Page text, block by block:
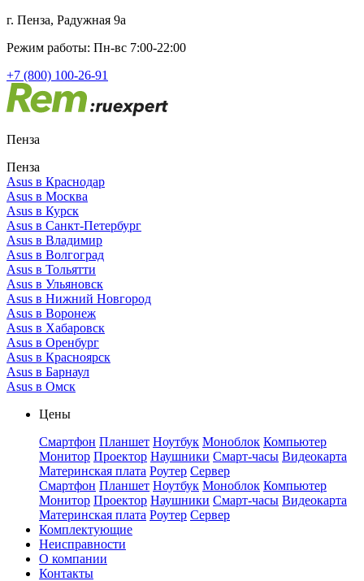
г. Пенза, Радужная 9а
Режим работы: Пн-вс 7:00-22:00
+7 (800) 100-26-91
Пенза
Пенза
Asus в Краснодар
Asus в Москва
Asus в Курск
Asus в Санкт-Петербург
Asus в Владимир
Asus в Волгоград
Asus в Тольятти
Asus в Ульяновск
Asus в Нижний Новгород
Asus в Воронеж
Asus в Хабаровск
Asus в Оренбург
Asus в Красноярск
Asus в Барнаул
Asus в Омск
Цены
Смартфон Планшет Ноутбук Моноблок Компьютер
Монитор Проектор Наушники Смарт-часы Видеокарта
Материнская плата Роутер Сервер
Смартфон Планшет Ноутбук Моноблок Компьютер
Монитор Проектор Наушники Смарт-часы Видеокарта
Материнская плата Роутер Сервер
Комплектующие
Неисправности
О компании
Контакты